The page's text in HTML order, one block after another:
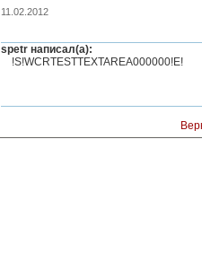
11.02.2012
spetr написал(а):
!S!WCRTESTTEXTAREA000000!E!